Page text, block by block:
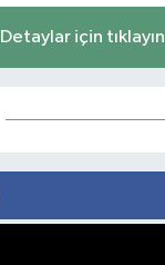
Detaylar için tıklayın